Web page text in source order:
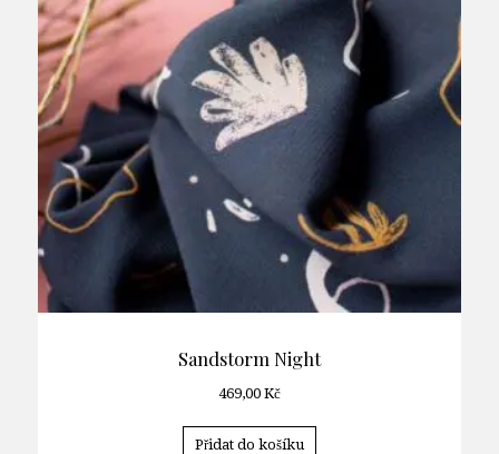
Sandstorm Night
469,00 Kč
Přidat do košíku